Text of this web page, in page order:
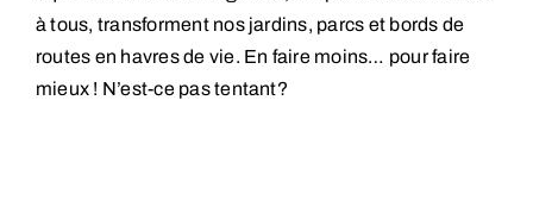
à tous, transforment nos jardins, parcs et bords de
routes en havres de vie. En faire moins… pour faire
mieux ! N’est-ce pas tentant?